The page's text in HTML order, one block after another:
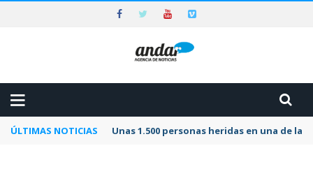
ÚLTIMAS NOTICIAS Unas 1.500 personas heridas en una de